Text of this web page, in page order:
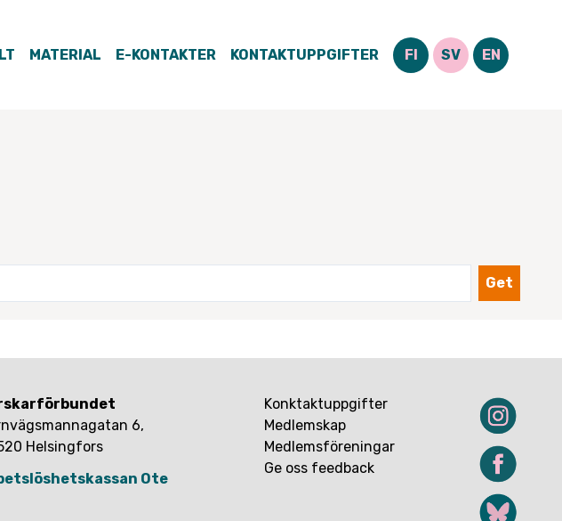
MATERIAL E-KONTAKTER KONTAKTUPPGIFTER FI SV EN
Get
6,
Helsingfors
Ote
Konktaktuppgifter
Medlemskap
Medlemsföreningar
Ge oss feedback